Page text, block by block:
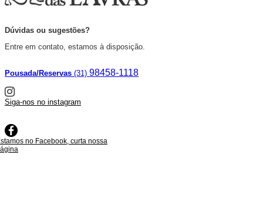
Dúvidas ou sugestões?
Entre em contato, estamos à disposição.
Pousada/Reservas (31) 98458-1118
Siga-nos no instagram
no Facebook, curta nossa